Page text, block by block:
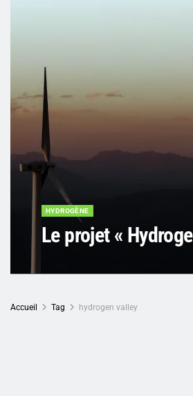
HYDROGÈNE
Le projet «
Accueil Tag hydrogen valley